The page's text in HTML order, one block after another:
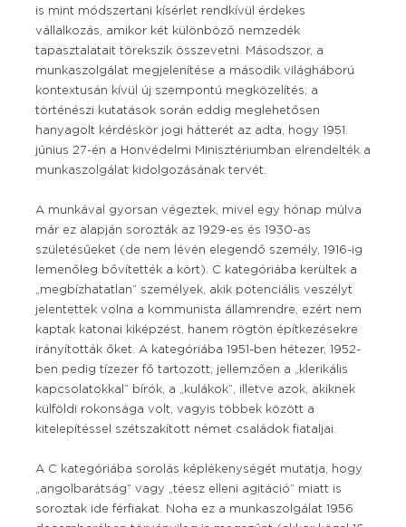
is mint módszertani kísérlet rendkívül érdekes
vállalkozás, amikor két különböző nemzedék
tapasztalatait törekszik összevetni. Másodszor, a
munkaszolgálat megjelenítése a második világháború
kontextusán kívül új szempontú megközelítés; a
történészi kutatások során eddig meglehetősen
hanyagolt kérdéskör jogi hátterét az adta, hogy 1951.
június 27-én a Honvédelmi Minisztériumban elrendelték a
munkaszolgálat kidolgozásának tervét.
A munkával gyorsan végeztek, mivel egy hónap múlva
már ez alapján sorozták az 1929-es és 1930-as
születésűeket (de nem lévén elegendő személy, 1916-ig
lemenőleg bővítették a kört). C kategóriába kerültek a
„megbízhatatlan” személyek, akik potenciális veszélyt
jelentettek volna a kommunista államrendre, ezért nem
kaptak katonai kiképzést, hanem rögtön építkezésekre
irányították őket. A kategóriába 1951-ben hétezer, 1952-
ben pedig tízezer fő tartozott; jellemzően a „klerikális
kapcsolatokkal” bírók, a „kulákok”, illetve azok, akiknek
külföldi rokonsága volt, vagyis többek között a
kitelepítéssel szétszakított német családok fiataljai.
A C kategóriába sorolás képlékenységét mutatja, hogy
„angolbarátság” vagy „téesz elleni agitáció” miatt is
soroztak ide férfiakat. Noha ez a munkaszolgálat 1956